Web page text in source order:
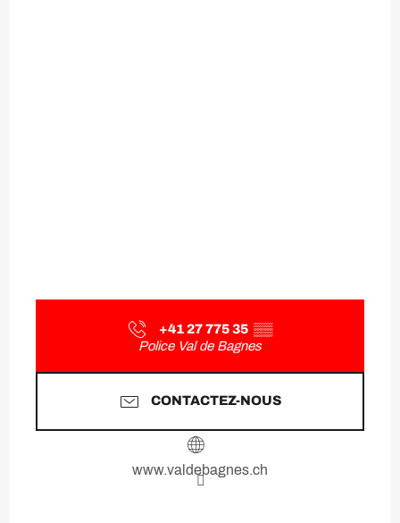
+41 27 775 35 ▒▒
Police Val de Bagnes
CONTACTEZ-NOUS
www.valdebagnes.ch